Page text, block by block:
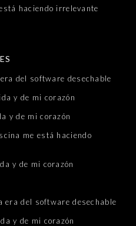
haciendo irrelevante
del software desechable
y de mi corazón
y de mi corazón
me está haciendo
y de mi corazón
era del software desechable
y de mi corazón